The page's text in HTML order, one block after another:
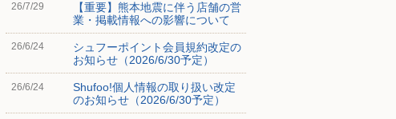
26/7/29
【重要】熊本地震に伴う店舗の営
業・掲載情報への影響について
26/6/24
シュフーポイント会員規約改定の
お知らせ（2026/6/30予定）
26/6/24
Shufoo!個人情報の取り扱い改定
のお知らせ（2026/6/30予定）